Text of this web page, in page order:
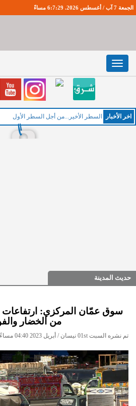
الجمعة 7 آب / أغسطس 2026. 6:7:30 مساءً
Toggle
navigation
اخر اﻷخبار
حديث المدينة
سوق عمّان المركزي:
من الخضار
تم نشره السبت 01st نيسان / أبريل 2023 04:40 مساءً